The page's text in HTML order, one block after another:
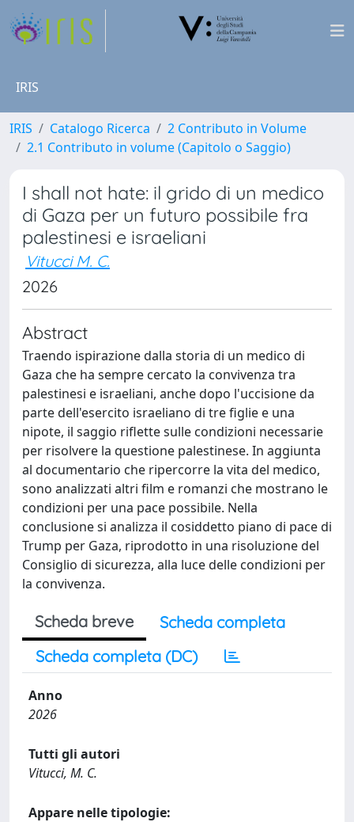
IRIS
IRIS Catalogo Ricerca
2 Contributo in Volume
2.1 Contributo in volume (Capitolo o Saggio)
I shall not hate: il grido di un medico
di Gaza per un futuro possibile fra
palestinesi e israeliani
Vitucci M. C.
2026
Abstract
Traendo ispirazione dalla storia di un medico di
Gaza che ha sempre cercato la convivenza tra
palestinesi e israeliani, anche dopo l'uccisione da
parte dell'esercito israeliano di tre figlie e una
nipote, il saggio riflette sulle condizioni necessarie
per risolvere la questione palestinese. In aggiunta
al documentario che ripercorre la vita del medico,
sono analizzati altri film e romanzi che mostrano le
condizioni per una pace possibile. Nella
conclusione si analizza il cosiddetto piano di pace di
Trump per Gaza, riprodotto in una risoluzione del
Consiglio di sicurezza, alla luce delle condizioni per
la convivenza.
Scheda breve
Scheda completa
Scheda completa (DC)
Anno
2026
Tutti gli autori
Vitucci, M. C.
Appare nelle tipologie: